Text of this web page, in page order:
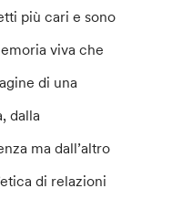
più cari e sono
viva che
di una
dalla
ma dall’altro
di relazioni